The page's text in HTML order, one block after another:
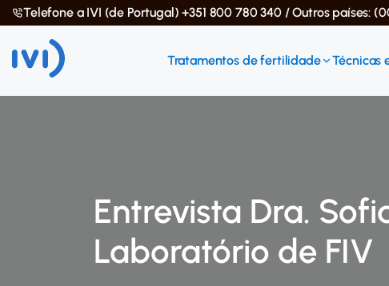
Telefone a IVI (de Portugal) +351 800 780 340 / Outros países:
Tratamentos de fertilidade Técnicas
Entrevista Dra.
Laboratório de FIV